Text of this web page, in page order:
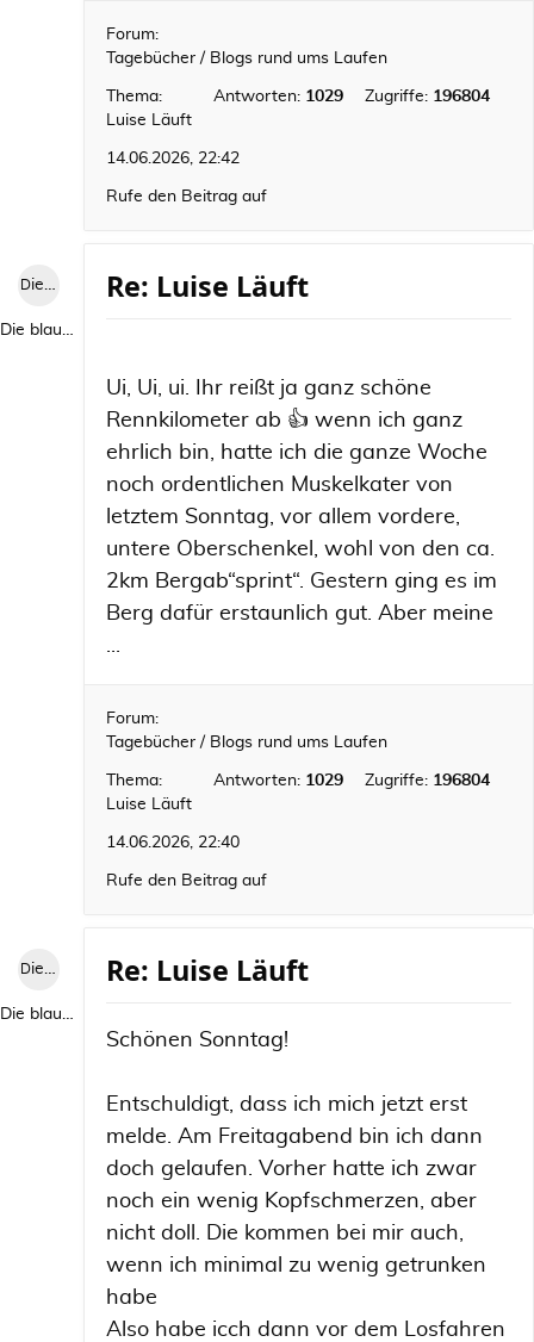
Forum:
Tagebücher / Blogs rund ums Laufen
Thema:
Luise Läuft
Antworten: 1029 Zugriffe: 196804
14.06.2026, 22:42
Rufe den Beitrag auf
Die blaue Luise
Die blaue Luise
Re: Luise Läuft
Ui, Ui, ui. Ihr reißt ja ganz schöne
Rennkilometer ab 👍 wenn ich ganz
ehrlich bin, hatte ich die ganze Woche
noch ordentlichen Muskelkater von
letztem Sonntag, vor allem vordere,
untere Oberschenkel, wohl von den ca.
2km Bergab“sprint“. Gestern ging es im
Berg dafür erstaunlich gut. Aber meine
...
Forum:
Tagebücher / Blogs rund ums Laufen
Thema:
Luise Läuft
Antworten: 1029 Zugriffe: 196804
14.06.2026, 22:40
Rufe den Beitrag auf
Die blaue Luise
Die blaue Luise
Re: Luise Läuft
Schönen Sonntag!
Entschuldigt, dass ich mich jetzt erst
melde. Am Freitagabend bin ich dann
doch gelaufen. Vorher hatte ich zwar
noch ein wenig Kopfschmerzen, aber
nicht doll. Die kommen bei mir auch,
wenn ich minimal zu wenig getrunken
habe
Also habe icch dann vor dem Losfahren